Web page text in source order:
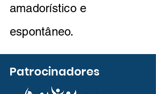
amadorístico e
espontâneo.
Patrocinadores